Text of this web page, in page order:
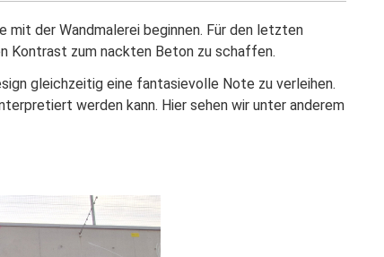
der Wandmalerei beginnen. Für den letzten
Kontrast zum nackten Beton zu schaffen.
gleichzeitig eine fantasievolle Note zu verleihen.
werden kann. Hier sehen wir unter anderem